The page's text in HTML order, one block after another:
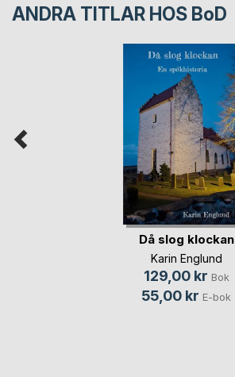
ANDRA TITLAR HOS BoD
Då slog klockan
Karin Englund
129,00 kr Bok
55,00 kr E-bok